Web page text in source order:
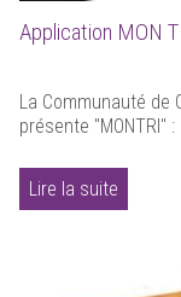
Application MON
La Communauté de
présente "MONTRI"
Lire la suite